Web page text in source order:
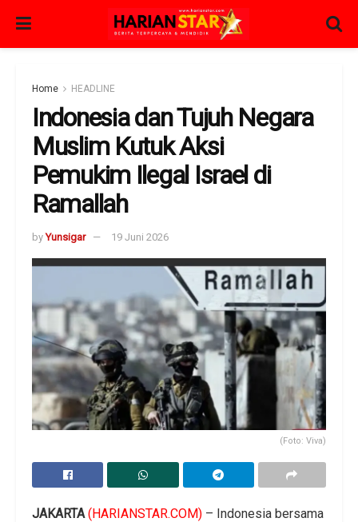
Home HEADLINE
Indonesia dan Tujuh Negara
Muslim Kutuk Aksi
Pemukim Ilegal Israel di
Ramallah
by Yunsigar 19 Juni 2026
(Foto: Viva)
JAKARTA(HARIANSTAR.COM) – Indonesia bersama